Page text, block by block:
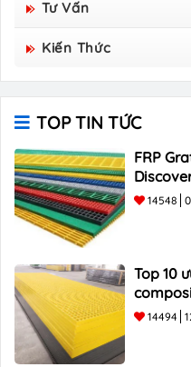
Tư Vấn
Tấm Sàn Grating
Group Sản Xuất
Kiến Thức
TOP TIN TỨC
FRP
14548
Top 10
14494